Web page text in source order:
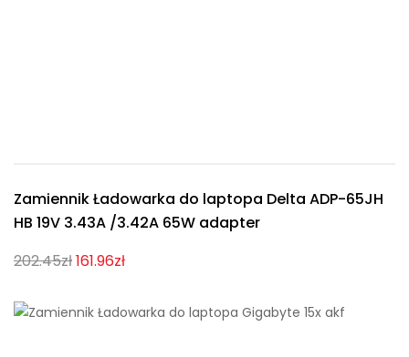
Zamiennik Ładowarka do laptopa Delta ADP-65JH
HB 19V 3.43A /3.42A 65W adapter
202.45zł161.96zł